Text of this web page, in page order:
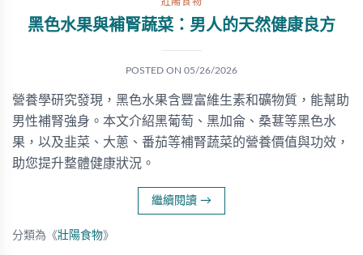
黑色水果與補腎蔬菜：男人的天然健康良方
POSTED ON 05/26/2026
營養學研究發現，黑色水果含豐富維生素和礦物質，能幫助
男性補腎強身。本文介紹黑葡萄、黑加侖、桑葚等黑色水
果，以及韭菜、大蔥、番茄等補腎蔬菜的營養價值與功效，
助您提升整體健康狀況。
繼續閱讀 →
分類為《壯陽食物》